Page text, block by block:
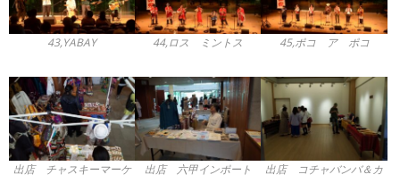
43,YABAY 44,ロス ミントス 45,ポコ ア ポコ
出店 チャスキーマーケ
出店 六甲インポート
出店 コチャバンバ＆カ